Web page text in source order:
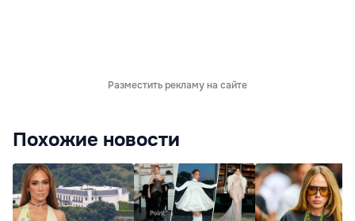
Разместить рекламу на сайте
Похожие новости